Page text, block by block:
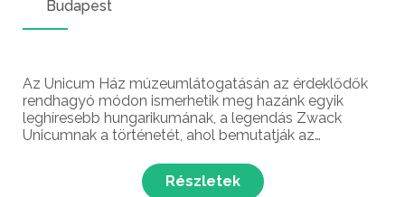
Budapest
Az Unicum Ház múzeumlátogatásán az érdeklődők
rendhagyó módon ismerhetik meg hazánk egyik
leghíresebb hungarikumának, a legendás Zwack
Unicumnak a történetét, ahol bemutatják az
gyógynövénylikőr-készítés eszközeit és folyamatát!
Vegyél részt te is ezen a különleges p...
Részletek